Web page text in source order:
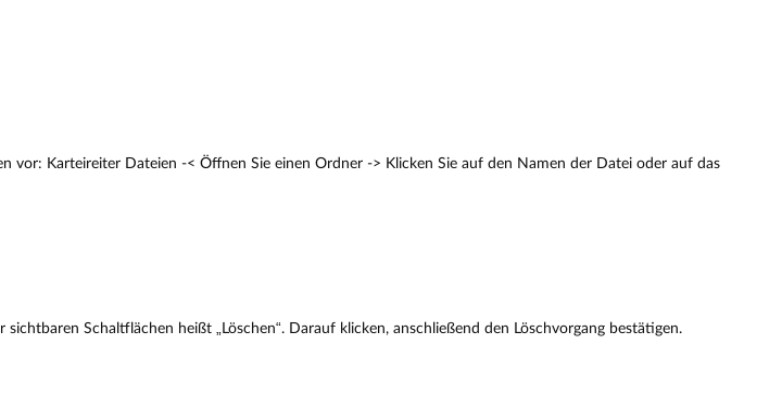
vor: Karteireiter Dateien -< Öffnen Sie einen Ordner -> Klicken Sie auf den Namen der Datei oder auf das
sichtbaren Schaltflächen heißt „Löschen“. Darauf klicken, anschließend den Löschvorgang bestätigen.